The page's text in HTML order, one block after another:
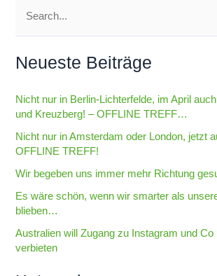
u
c
e
n
n
h
Neueste Beiträge
Nicht nur in Berlin-Lichterfelde, im April
und Kreuzberg! – OFFLINE TREFF…
Nicht nur in Amsterdam oder London, jetzt
OFFLINE TREFF!
Wir begeben uns immer mehr Richtung
Es wäre schön, wenn wir smarter als
blieben…
Australien will Zugang zu Instagram und Co
verbieten